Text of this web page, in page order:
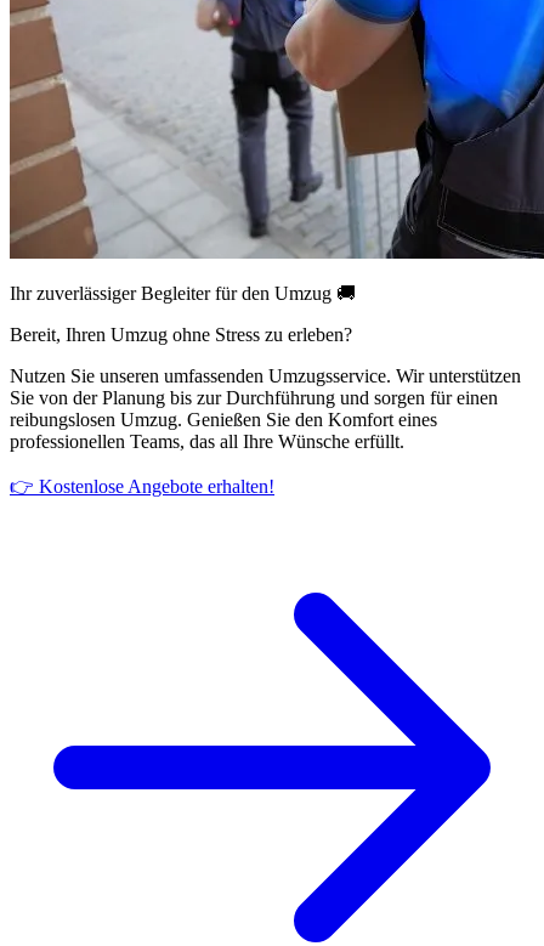
Ihr zuverlässiger Begleiter für den Umzug 🚚
Bereit, Ihren Umzug ohne Stress zu erleben?
Nutzen Sie unseren umfassenden Umzugsservice. Wir unterstützen
Sie von der Planung bis zur Durchführung und sorgen für einen
reibungslosen Umzug. Genießen Sie den Komfort eines
professionellen Teams, das all Ihre Wünsche erfüllt.
👉 Kostenlose Angebote erhalten!